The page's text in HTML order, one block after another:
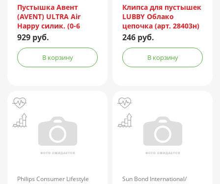
B.V./Нидерланды
Пустышка Авент
(AVENT) ULTRA Air
Happy силик. (0-6
мес.) №2 (арт.
SCF080/17)
929 руб.
В корзину
Accessories/Китай
Клипса для пустышек
LUBBY Облако
цепочка (арт. 28403н)
246 руб.
В корзину
Philips Consumer Lifestyle
Sun Bond International/